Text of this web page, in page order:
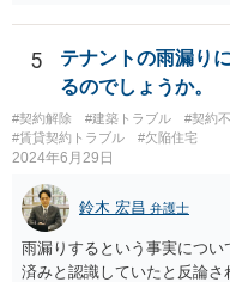
5
テナントの雨漏り
るのでしょうか。
#契約解除 #建築トラブル #契約
#賃貸契約トラブル
#欠陥住宅
2024年6月29日
鈴木 宏昌 弁護士
雨漏りするという事実につ
済みと認識していたと反論